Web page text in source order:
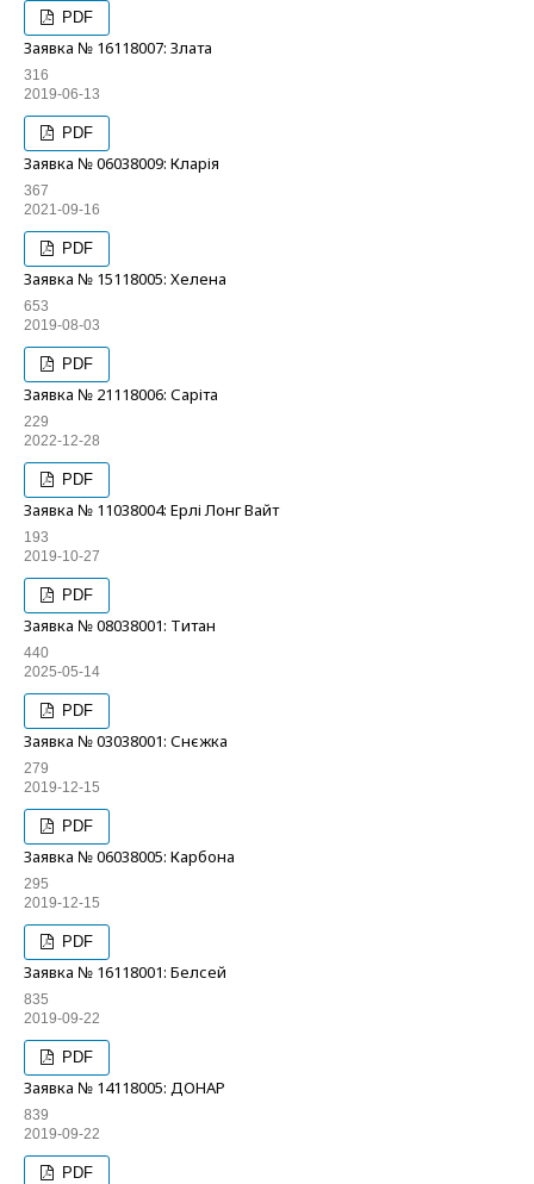
PDF
Заявка № 16118007: Злата
316
2019-06-13
PDF
Заявка № 06038009: Кларія
367
2021-09-16
PDF
Заявка № 15118005: Хелена
653
2019-08-03
PDF
Заявка № 21118006: Саріта
229
2022-12-28
PDF
Заявка № 11038004: Ерлі Лонг Вайт
193
2019-10-27
PDF
Заявка № 08038001: Титан
440
2025-05-14
PDF
Заявка № 03038001: Снєжка
279
2019-12-15
PDF
Заявка № 06038005: Карбона
295
2019-12-15
PDF
Заявка № 16118001: Белсей
835
2019-09-22
PDF
Заявка № 14118005: ДОНАР
839
2019-09-22
PDF